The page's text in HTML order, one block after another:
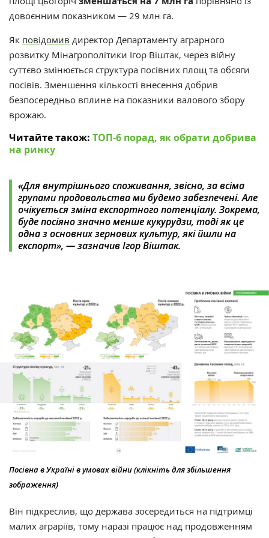
довоєнним показником — 29 млн га.
Як повідомив директор Департаменту аграрного
розвитку Мінагрополітики Ігор Віштак, через війну
суттєво змінюється структура посівних площ та обсяги
посівів. Зменшення кількості внесення добрив
безпосередньо вплине на показники валового збору
врожаю.
Читайте також: ТОП-6 порад, як обрати добрива
на ринку
«Для внутрішнього споживання, звісно, за всіма
групами продовольства ми будемо забезпечені. Але
очікується зміна експортного потенціалу. Зокрема,
буде посіяно значно менше кукурудзи, тоді як це
одна з основних зернових культур, які йшли на
експорт», — зазначив Ігор Віштак.
Посівна в Україні в умовах війни (клікніть для збільшення
зображення)
Він підкреслив, що держава зосередиться на підтримці
малих аграріїв, тому наразі працює над продовженням